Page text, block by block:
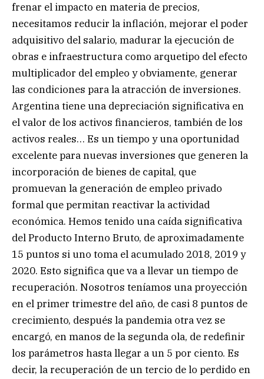
frenar el impacto en materia de precios,
necesitamos reducir la inflación, mejorar el poder
adquisitivo del salario, madurar la ejecución de
obras e infraestructura como arquetipo del efecto
multiplicador del empleo y obviamente, generar
las condiciones para la atracción de inversiones.
Argentina tiene una depreciación significativa en
el valor de los activos financieros, también de los
activos reales… Es un tiempo y una oportunidad
excelente para nuevas inversiones que generen la
incorporación de bienes de capital, que
promuevan la generación de empleo privado
formal que permitan reactivar la actividad
económica. Hemos tenido una caída significativa
del Producto Interno Bruto, de aproximadamente
15 puntos si uno toma el acumulado 2018, 2019 y
2020. Esto significa que va a llevar un tiempo de
recuperación. Nosotros teníamos una proyección
en el primer trimestre del año, de casi 8 puntos de
crecimiento, después la pandemia otra vez se
encargó, en manos de la segunda ola, de redefinir
los parámetros hasta llegar a un 5 por ciento. Es
decir, la recuperación de un tercio de lo perdido en